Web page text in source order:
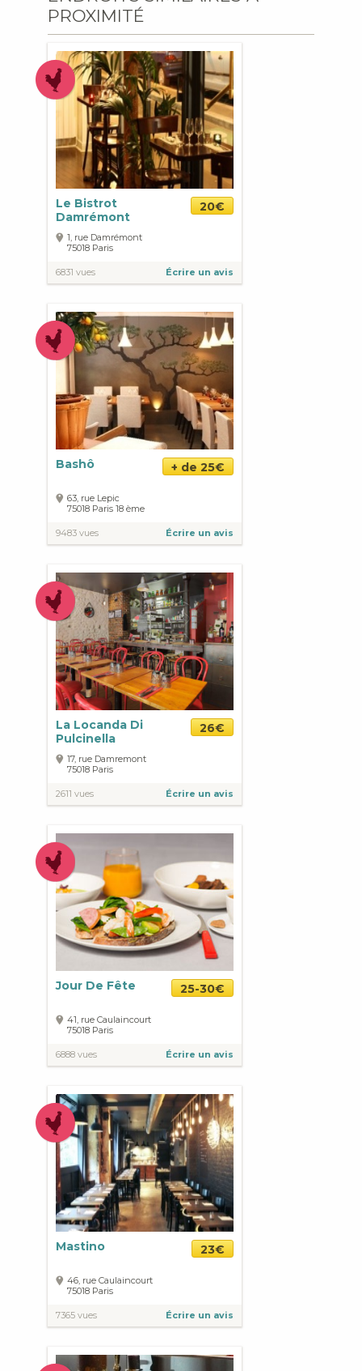
PROXIMITÉ
Le Bistrot
Damrémont
20€
1, rue Damrémont
75018 Paris
6831 vues Écrire un avis
Bashô + de 25€
63, rue Lepic
75018 Paris 18 ème
9483 vues Écrire un avis
La Locanda Di
Pulcinella
26€
17, rue Damremont
75018 Paris
2611 vues Écrire un avis
Jour De Fête 25-30€
41, rue Caulaincourt
75018 Paris
6888 vues Écrire un avis
Mastino 23€
46, rue Caulaincourt
75018 Paris
7365 vues Écrire un avis